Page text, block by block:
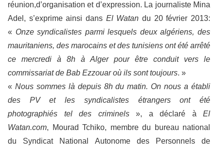
réunion,d’organisation et d’expression. La journaliste Mina
Adel, s’exprime ainsi dans El Watandu 20 février 2013:
« Onze syndicalistes parmi lesquels deux algériens, des
mauritaniens, des marocains et des tunisiens ont été arrêté
ce mercredi à 8h à Alger pour être conduit vers le
commissariat de Bab Ezzouar où ils sont toujours. »
« Nous sommes là depuis 8h du matin. On nous a établi
des PV et les syndicalistes étrangers ont été
photographiés tel des criminels», a déclaré à El
Watan.com, Mourad Tchiko, membre du bureau national
du Syndicat National Autonome des Personnels de